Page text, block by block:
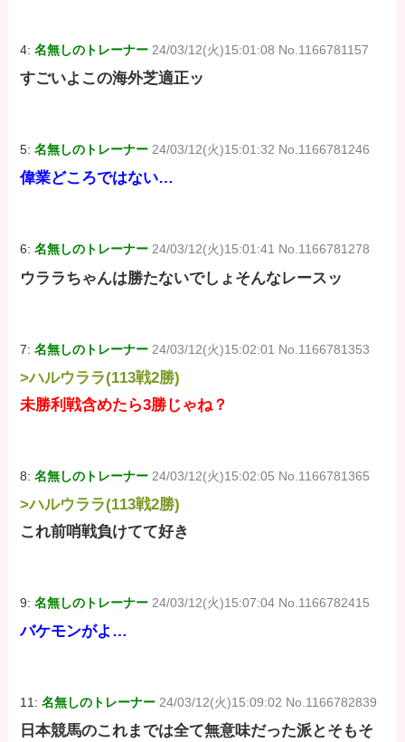
4:名無しのトレーナー 24/03/12(火)15:01:08 No.1166781157
すごいよこの海外芝適正ッ
5:名無しのトレーナー 24/03/12(火)15:01:32 No.1166781246
偉業どころではない…
6:名無しのトレーナー 24/03/12(火)15:01:41 No.1166781278
ウララちゃんは勝たないでしょそんなレースッ
7:名無しのトレーナー 24/03/12(火)15:02:01 No.1166781353
>ハルウララ(113戦2勝)
未勝利戦含めたら3勝じゃね？
8:名無しのトレーナー 24/03/12(火)15:02:05 No.1166781365
>ハルウララ(113戦2勝)
これ前哨戦負けてて好き
9:名無しのトレーナー 24/03/12(火)15:07:04 No.1166782415
バケモンがよ…
11:名無しのトレーナー 24/03/12(火)15:09:02 No.1166782839
日本競馬のこれまでは全て無意味だった派とそもそ